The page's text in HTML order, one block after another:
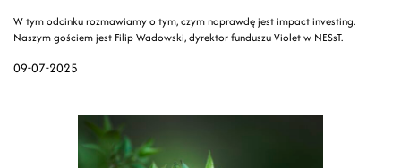
09-07-2025
W tym odcinku rozmawiamy o tym, czym naprawdę jest impact investing.
Naszym gościem jest Filip Wadowski, dyrektor funduszu Violet w NESsT.